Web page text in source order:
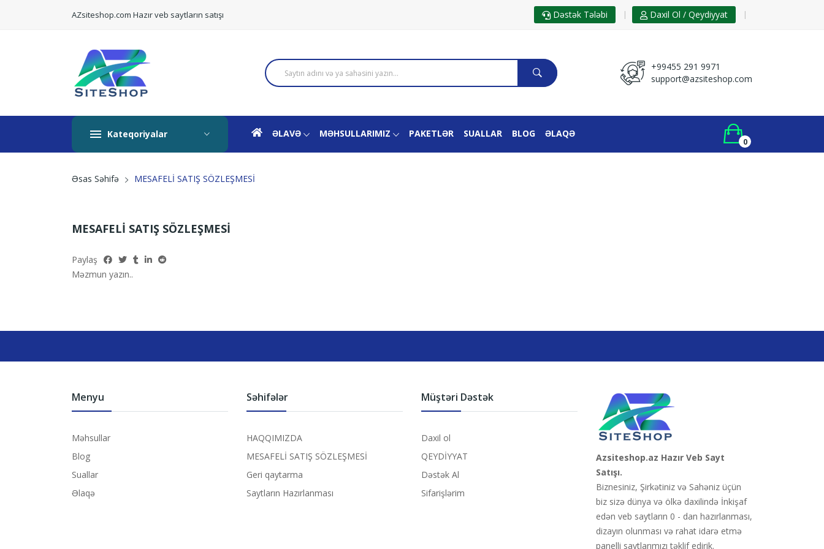
AZsiteshop.com Hazır veb saytların satışı Dəstək Tələbi | Daxil Ol / Qeydiyyat |
+99455 291 9971
support@azsiteshop.com
Kateqoriyalar ƏLAVƏ MƏHSULLARIMIZ PAKETLƏR SUALLAR BLOG ƏLAQƏ
0
Əsas Səhifə MESAFELİ SATIŞ SÖZLEŞMESİ
MESAFELİ SATIŞ SÖZLEŞMESİ
Paylaş
Məzmun yazın..
Menyu
Məhsullar
Blog
Suallar
Əlaqə
Səhifələr
HAQQIMIZDA
MESAFELİ SATIŞ SÖZLEŞMESİ
Geri qaytarma
Saytların Hazırlanması
Müştəri Dəstək
Daxil ol
QEYDİYYAT
Dəstək Al
Sifarişlərim
Azsiteshop.az Hazır Veb Sayt
Satışı.
Biznesiniz, Şirkətiniz və Sahəniz üçün
biz sizə dünya və ölkə daxilində İnkişaf
edən veb saytların 0 - dan hazırlanması,
dizayın olunması və rahat idarə etmə
panelli saytlarımızı təklif edirik.